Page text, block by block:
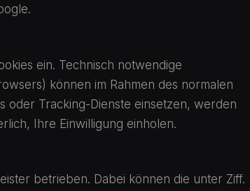
ein. Technisch notwendige
können im Rahmen des normalen
oder Tracking-Dienste einsetzen, werden
Ihre Einwilligung einholen.
betrieben. Dabei können die unter Ziff.